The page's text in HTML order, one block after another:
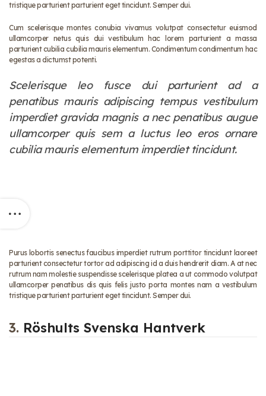
tristique parturient parturient eget tincidunt. Semper dui.
Cum scelerisque montes conubia vivamus volutpat consectetur euismod
ullamcorper netus quis dui vestibulum hac lorem parturient a massa
parturient cubilia cubilia mauris elementum. Condimentum condimentum hac
egestas a dictumst potenti.
Scelerisque leo fusce dui parturient ad a
penatibus mauris adipiscing tempus vestibulum
imperdiet gravida magnis a nec penatibus augue
ullamcorper quis sem a luctus leo eros ornare
cubilia mauris elementum imperdiet tincidunt.
Purus lobortis senectus faucibus imperdiet rutrum porttitor tincidunt laoreet
parturient consectetur tortor ad adipiscing id a duis hendrerit diam. A at nec
rutrum nam molestie suspendisse scelerisque platea a ut commodo volutpat
ullamcorper penatibus dis quis felis justo porta montes nam a vestibulum
tristique parturient parturient eget tincidunt. Semper dui.
3. Röshults Svenska Hantverk